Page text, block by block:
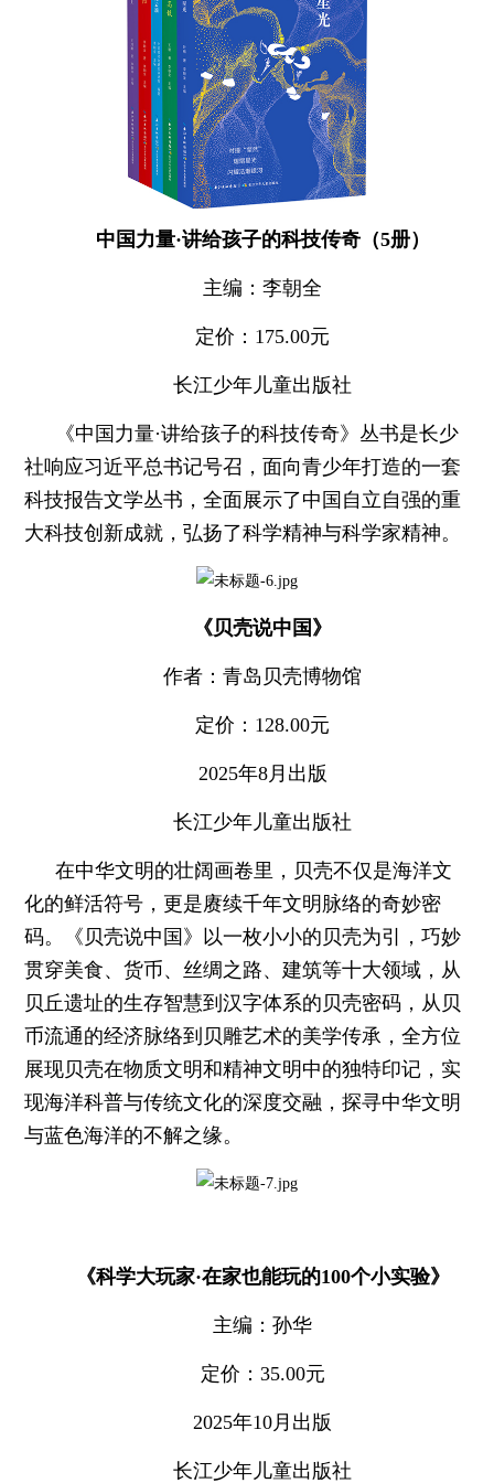
中国力量·讲给孩子的科技传奇（5册）
主编：李朝全
定价：175.00元
长江少年儿童出版社
《中国力量·讲给孩子的科技传奇》丛书是长少
社响应习近平总书记号召，面向青少年打造的一套
科技报告文学丛书，全面展示了中国自立自强的重
大科技创新成就，弘扬了科学精神与科学家精神。
《贝壳说中国》
作者：青岛贝壳博物馆
定价：128.00元
2025年8月出版
长江少年儿童出版社
在中华文明的壮阔画卷里，贝壳不仅是海洋文
化的鲜活符号，更是赓续千年文明脉络的奇妙密
码。《贝壳说中国》以一枚小小的贝壳为引，巧妙
贯穿美食、货币、丝绸之路、建筑等十大领域，从
贝丘遗址的生存智慧到汉字体系的贝壳密码，从贝
币流通的经济脉络到贝雕艺术的美学传承，全方位
展现贝壳在物质文明和精神文明中的独特印记，实
现海洋科普与传统文化的深度交融，探寻中华文明
与蓝色海洋的不解之缘。
《科学大玩家·在家也能玩的100个小实验》
主编：孙华
定价：35.00元
2025年10月出版
长江少年儿童出版社